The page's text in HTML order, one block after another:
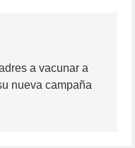
a vacunar a
nueva campaña